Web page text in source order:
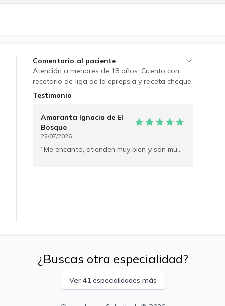
Comentario al paciente
Atención a menores de 18 años. Cuento con
recetario de liga de la epilepsia y receta cheque
para prescripción de fármacos retenidos. Con
médicas
Testimonio
Amaranta Ignacia de El
Bosque
22/07/2026
Me encanto, atienden muy bien y son muy amables con todas las consultas que uno tiene.
¿Buscas otra especialidad?
Ver 41 especialidades más